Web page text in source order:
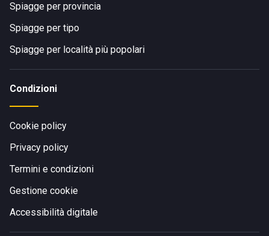
Spiagge per provincia
Spiagge per tipo
Spiagge per località più popolari
Condizioni
Cookie policy
Privacy policy
Termini e condizioni
Gestione cookie
Accessibilità digitale